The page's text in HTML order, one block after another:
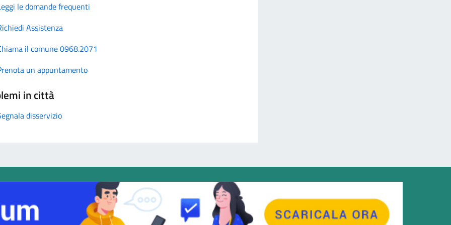
le domande frequenti
Assistenza
il comune 0968.2071
un appuntamento
in città
disservizio